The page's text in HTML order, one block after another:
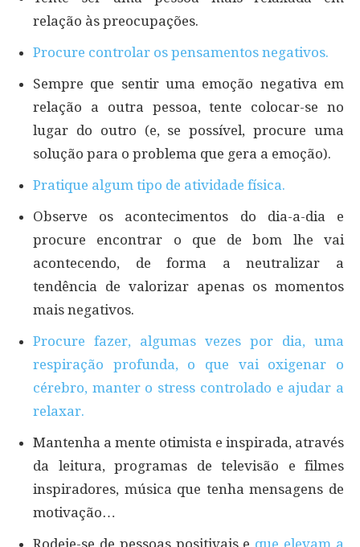
relação às preocupações.
Procure controlar os pensamentos negativos.
Sempre que sentir uma emoção negativa em
relação a outra pessoa, tente colocar-se no
lugar do outro (e, se possível, procure uma
solução para o problema que gera a emoção).
Pratique algum tipo de atividade física.
Observe os acontecimentos do dia-a-dia e
procure encontrar o que de bom lhe vai
acontecendo, de forma a neutralizar a
tendência de valorizar apenas os momentos
mais negativos.
Procure fazer, algumas vezes por dia, uma
respiração profunda, o que vai oxigenar o
cérebro, manter o stress controlado e ajudar a
relaxar.
Mantenha a mente otimista e inspirada, através
da leitura, programas de televisão e filmes
inspiradores, música que tenha mensagens de
motivação…
Rodeie-se de pessoas positivais e que elevam a